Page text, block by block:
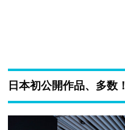
日本初公開作品、多数！